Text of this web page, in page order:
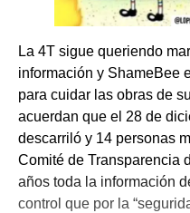
La 4T sigue queriendo
información y ShameBee
para cuidar las obras de
acuerdan que el 28 de
descarriló y 14 personas
Comité de Transparencia
años toda la información
control que por la